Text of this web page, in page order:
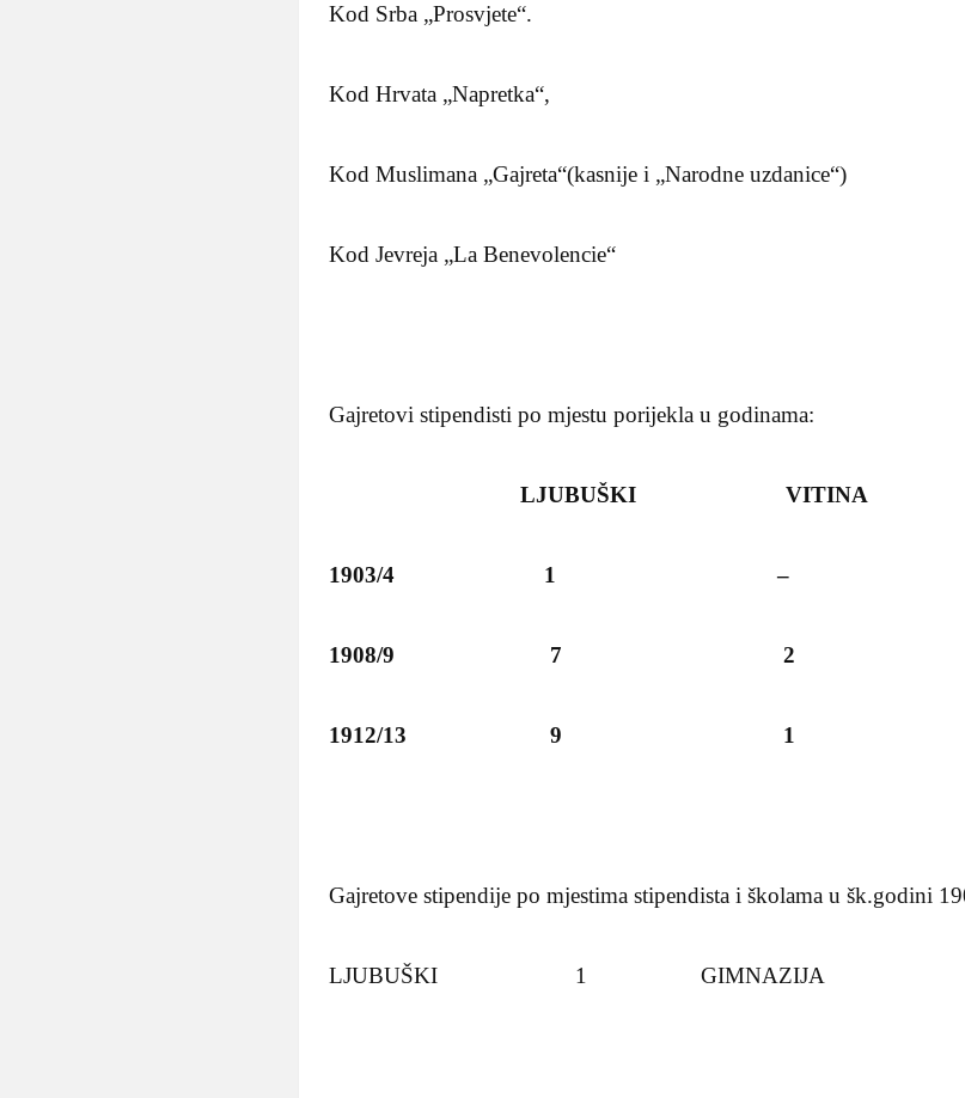
Kod Srba „Prosvjete“.
Kod Hrvata „Napretka“,
Kod Muslimana „Gajreta“(kasnije i „Narodne uzdanice“)
Kod Jevreja „La Benevolencie“
Gajretovi stipendisti po mjestu porijekla u godinama:
LJUBUŠKI VITINA
1903/4 1 –
1908/9 7 2
1912/13 9 1
Gajretove stipendije po mjestima stipendista i školama u šk.godini
LJUBUŠKI 1 GIMNAZIJA